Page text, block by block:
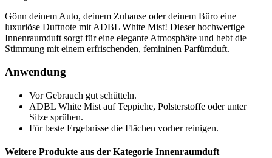
Gönn deinem Auto, deinem Zuhause oder deinem Büro eine
luxuriöse Duftnote mit ADBL White Mist! Dieser hochwertige
Innenraumduft sorgt für eine elegante Atmosphäre und hebt die
Stimmung mit einem erfrischenden, femininen Parfümduft.
Anwendung
Vor Gebrauch gut schütteln.
ADBL White Mist auf Teppiche, Polsterstoffe oder unter
Sitze sprühen.
Für beste Ergebnisse die Flächen vorher reinigen.
Weitere Produkte aus der Kategorie Innenraumduft